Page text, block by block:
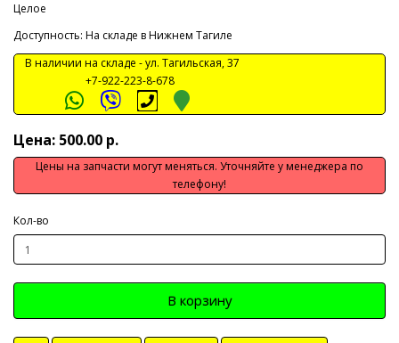
Целое
Доступность: На складе в Нижнем Тагиле
В наличии на складе -ул. Тагильская, 37
+7-922-223-8-678
Цена: 500.00 р.
Цены на запчасти могут меняться. Уточняйте у менеджера по
телефону!
Кол-во
В корзину